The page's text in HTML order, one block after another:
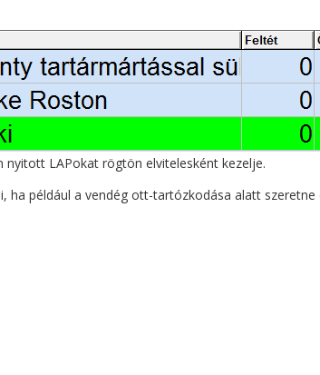
nyitott LAPokat rögtön elvitelesként kezelje.
például a vendég ott-tartózkodása alatt szeretne